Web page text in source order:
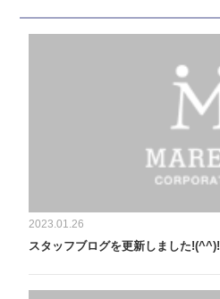
2023.01.26
スタッフブログを更新しました!(^^)!